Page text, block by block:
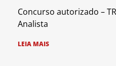
Concurso autorizado –
Analista
LEIA MAIS